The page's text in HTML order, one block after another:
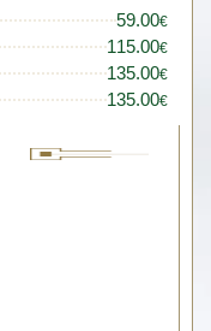
59.00€
115.00€
135.00€
135.00€